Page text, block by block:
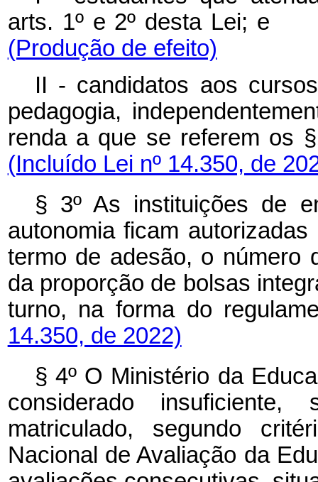
arts. 1º e 2º desta Lei;
(Produção de efeito)
II - candidatos aos
pedagogia,
renda a que se referem
(Incluído Lei nº 14.350, de
§ 3º As instituições de
autonomia ficam
termo de adesão, o número
da proporção de bolsas
turno, na forma do
14.350, de 2022)
§ 4º O Ministério da
considerado
matriculado, segundo
Nacional de Avaliação da